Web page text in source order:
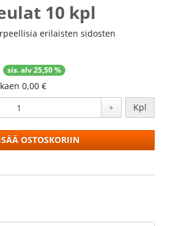
10 kpl
erilaisten sidosten
sis. alv 25,50 %
0,00 €
+ Kpl
OSTOSKORIIN